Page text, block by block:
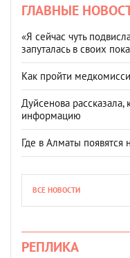
ГЛАВНЫЕ
«Я сейчас чуть
запуталась в своих
Как пройти
Дуйсенова
информацию
Где в Алматы
ВСЕ НОВОСТИ
РЕПЛИКА